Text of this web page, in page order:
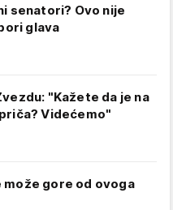
senatori? Ovo nije
glava
"Kažete da je na
Videćemo"
može gore od ovoga